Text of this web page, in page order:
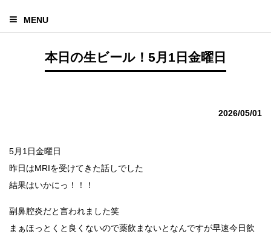
MENU
本日の生ビール！5月1日金曜日
2026/05/01
5月1日金曜日
昨日はMRIを受けてきた話しでした
結果はいかにっ！！！
副鼻腔炎だと言われました笑
まぁほっとくと良くないので薬飲まないとなんですが早速今日飲